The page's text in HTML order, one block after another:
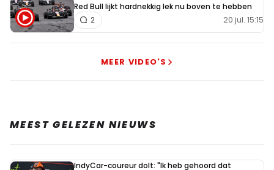
Red Bull lijkt hardnekkig lek nu boven te hebben
20 jul. 15:15
2
MEER VIDEO'S
MEEST GELEZEN NIEUWS
IndyCar-coureur dolt: "Ik heb gehoord dat